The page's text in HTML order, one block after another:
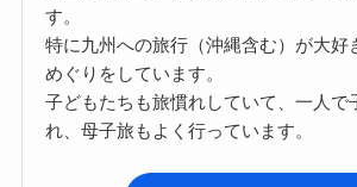
す。
特に九州への旅行（沖縄含む）が大好
めぐりをしています。
子どもたちも旅慣れしていて、一人で
れ、母子旅もよく行っています。